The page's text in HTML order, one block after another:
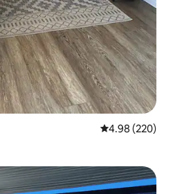
平均评分 4.98
4.98 (220)